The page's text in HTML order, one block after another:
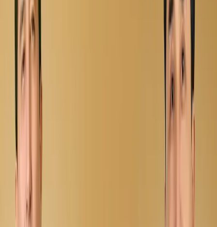
Yahyobek
Mo'minov -
Ishq fasli
nomli konsert
dasturi 2025